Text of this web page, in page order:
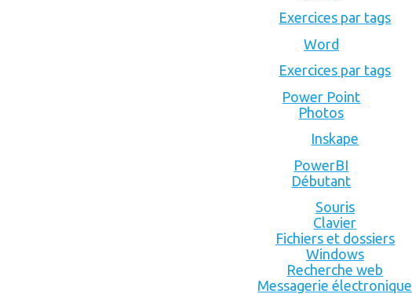
Exercices par tags
Word
Exercices par tags
Power Point
Photos
Inskape
PowerBI
Débutant
Souris
Clavier
Fichiers et dossiers
Windows
Recherche web
Messagerie électronique